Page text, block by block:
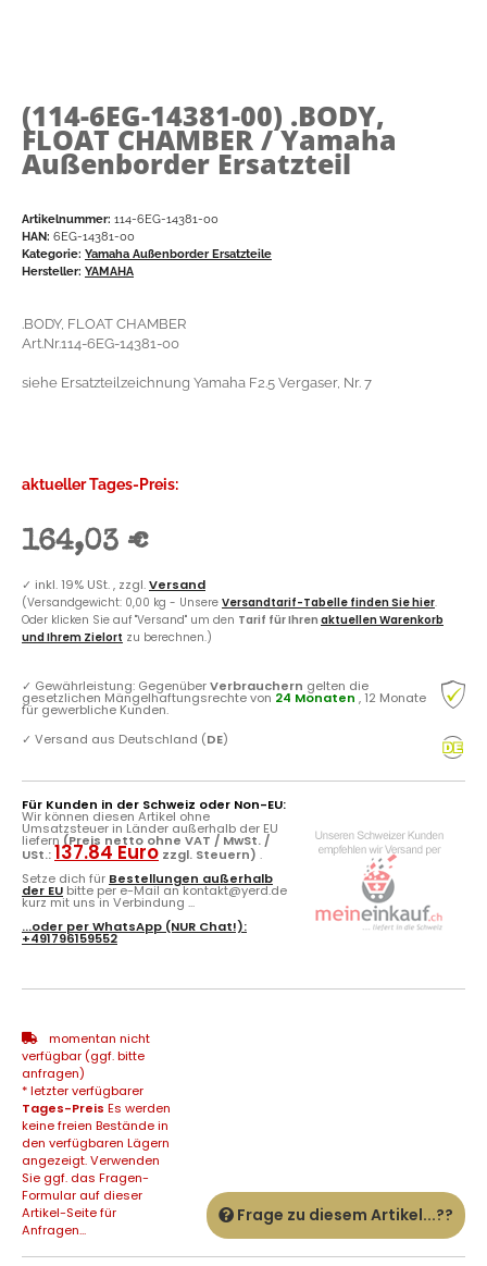
(114-6EG-14381-00) .BODY,
FLOAT CHAMBER / Yamaha
Außenborder Ersatzteil
Artikelnummer: 114-6EG-14381-00
HAN: 6EG-14381-00
Kategorie: Yamaha Außenborder Ersatzteile
Hersteller: YAMAHA
.BODY, FLOAT CHAMBER
Art.Nr.114-6EG-14381-00
siehe Ersatzteilzeichnung Yamaha F2.5 Vergaser, Nr. 7
aktueller Tages-Preis:
164,03 €
✓ inkl. 19% USt. , zzgl.Versand
(Versandgewicht: 0,00 kg - Unsere Versandtarif-Tabelle finden Sie hier.
Oder klicken Sie auf "Versand" um den Tarif für Ihren aktuellen Warenkorb
und Ihrem Zielort zu berechnen.)
✓ Gewährleistung: GegenüberVerbrauchern gelten die
gesetzlichen Mängelhaftungsrechte von 24 Monaten , 12 Monate
für gewerbliche Kunden.
✓ Versand aus Deutschland (DE)
Für Kunden in der Schweiz oder Non-EU:
Wir können diesen Artikel ohne
Umsatzsteuer in Länder außerhalb der EU
liefern (Preis netto ohne VAT / MwSt. /
USt.:137.84 Euro zzgl. Steuern) .
Setze dich für Bestellungen außerhalb
der EU bitte per e-Mail an kontakt@yerd.de
kurz mit uns in Verbindung ...
...oder perWhatsApp (NUR Chat!):
+491796159552
momentan nicht
verfügbar (ggf. bitte
anfragen)
* letzter verfügbarer
Tages-Preis Es werden
keine freien Bestände in
den verfügbaren Lägern
angezeigt. Verwenden
Sie ggf. das Fragen-
Formular auf dieser
Artikel-Seite für
Anfragen...
Frage zu diesem Artikel...??